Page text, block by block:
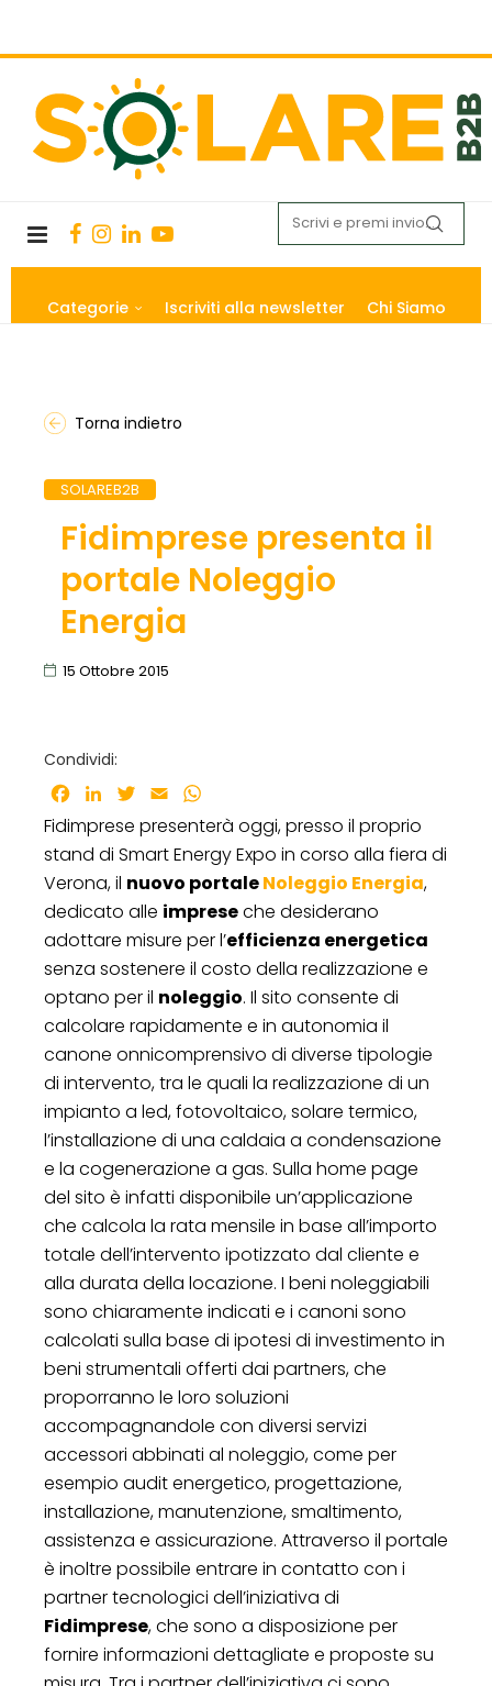
Categorie Iscriviti alla newsletter Chi Siamo
Torna indietro
SOLAREB2B
Fidimprese presenta il
portale Noleggio
Energia
15 Ottobre 2015
Condividi:
Facebook
LinkedInTwitter
Email
Fidimprese presenterà oggi, presso il proprio
stand di Smart Energy Expo in corso alla fiera di
Verona, il nuovo portaleNoleggio Energia,
dedicato alle impreseche desiderano
adottare misure per l’efficienza energetica
senza sostenere il costo della realizzazione e
optano per il noleggio. Il sito consente di
calcolare rapidamente e in autonomia il
canone onnicomprensivo di diverse tipologie
di intervento, tra le quali la realizzazione di un
impianto a led, fotovoltaico, solare termico,
l’installazione di una caldaia a condensazione
e la cogenerazione a gas. Sulla home page
del sito è infatti disponibile un’applicazione
che calcola la rata mensile in base all’importo
totale dell’intervento ipotizzato dal cliente e
alla durata della locazione. I beni noleggiabili
sono chiaramente indicati e i canoni sono
calcolati sulla base di ipotesi di investimento in
beni strumentali offerti dai partners, che
proporranno le loro soluzioni
accompagnandole con diversi servizi
accessori abbinati al noleggio, come per
esempio audit energetico, progettazione,
installazione, manutenzione, smaltimento,
assistenza e assicurazione. Attraverso il portale
è inoltre possibile entrare in contatto con i
partner tecnologici dell’iniziativa di
Fidimprese, che sono a disposizione per
fornire informazioni dettagliate e proposte su